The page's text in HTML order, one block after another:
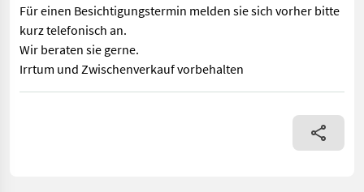
Für einen Besichtigungstermin melden sie sich vorher bitte
kurz telefonisch an.
Wir beraten sie gerne.
Irrtum und Zwischenverkauf vorbehalten
Verkaufe SMB Kehrmaschine mit Atlas Aufnahme,